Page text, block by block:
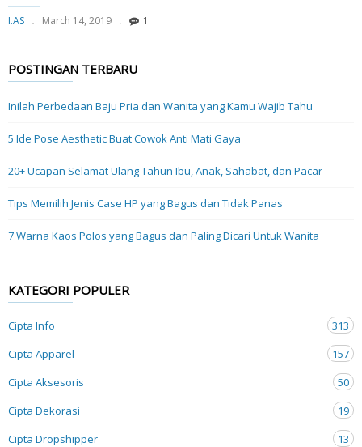
I.AS March 14, 2019 1
POSTINGAN TERBARU
Inilah Perbedaan Baju Pria dan Wanita yang Kamu Wajib Tahu
5 Ide Pose Aesthetic Buat Cowok Anti Mati Gaya
20+ Ucapan Selamat Ulang Tahun Ibu, Anak, Sahabat, dan Pacar
Tips Memilih Jenis Case HP yang Bagus dan Tidak Panas
7 Warna Kaos Polos yang Bagus dan Paling Dicari Untuk Wanita
KATEGORI POPULER
Cipta Info
313
Cipta Apparel
157
Cipta Aksesoris
50
Cipta Dekorasi
19
Cipta Dropshipper
13